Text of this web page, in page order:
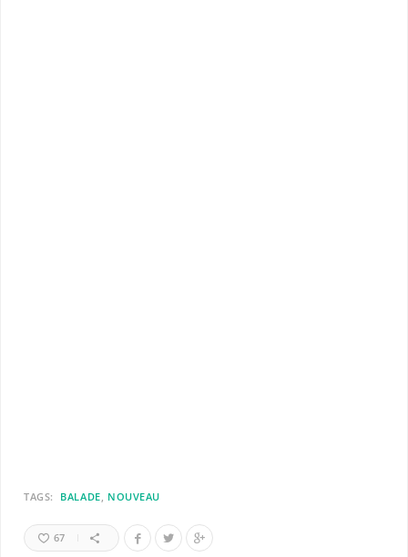
TAGS: BALADE NOUVEAU
67